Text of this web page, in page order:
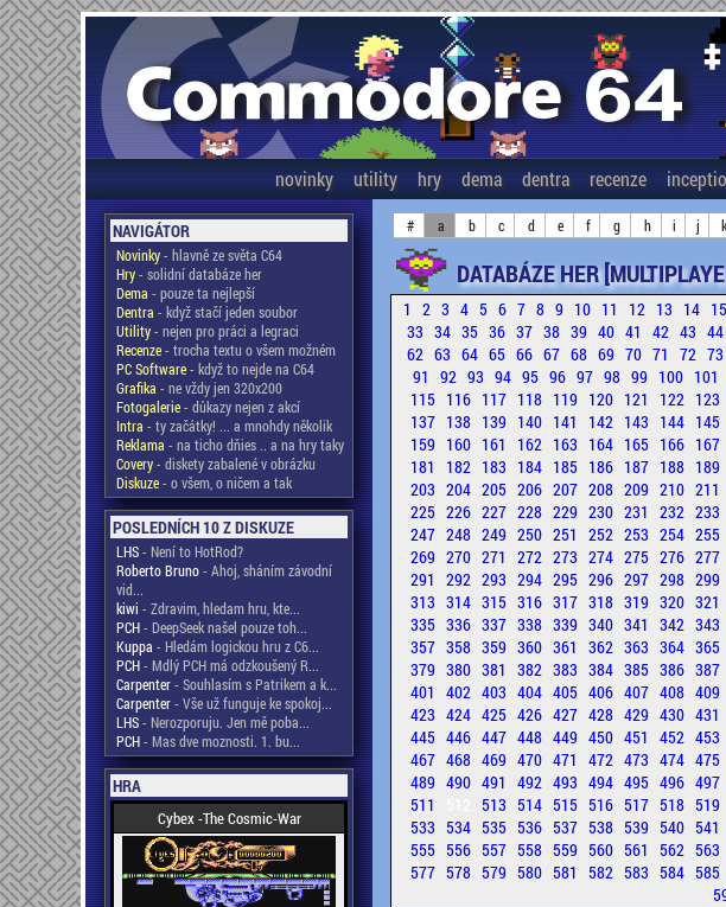
novinky utility hry dema dentra recenze
NAVIGÁTOR
Novinky- hlavně ze světa C64
Hry- solidní databáze her
Dema - pouze ta nejlepší
Dentra - když stačí jeden soubor
Utility- nejen pro práci a legraci
Recenze- trocha textu o všem možném
PC Software- když to nejde na C64
Grafika - ne vždy jen 320x200
Fotogalerie- důkazy nejen z akcí
Intra - ty začátky! ... a mnohdy několik
Reklama - na ticho dňies .. a na hry taky
Covery- diskety zabalené v obrázku
Diskuze- o všem, o ničem a tak
POSLEDNÍCH 10 Z DISKUZE
LHS- Není to HotRod?
Roberto Bruno- Ahoj, sháním závodní
vid...
kiwi - Zdravim, hledam hru, kte...
PCH- DeepSeek našel pouze toh...
Kuppa - Hledám logickou hru z C6...
PCH- Mdlý PCH má odzkoušený R...
Carpenter- Souhlasím s Patrikem a k...
Carpenter- Vše už funguje ke spokoj...
LHS- Nerozporuju. Jen mě poba...
PCH- Mas dve moznosti. 1. bu...
HRA
Cybex -The Cosmic-War
# a b c d e f g h i j k
DATABÁZE HER
1 2 3 4 5 6 7 8 9 10 11 12 13 14 15
33 34 35 36 37 38 39 40 41 42 43 44
62 63 64 65 66 67 68 69 70 71 72 73
91 92 93 94 95 96 97 98 99 100 101
115 116 117 118 119 120 121 122 123
137 138 139 140 141 142 143 144 145
159 160 161 162 163 164 165 166 167
181
182 183 184 185 186 187 188 189
203 204 205 206 207 208 209 210 211
225 226 227 228 229 230 231 232 233
247 248 249 250 251 252 253 254 255
269 270 271 272 273 274 275 276 277
291 292 293 294 295 296 297 298 299
313 314 315 316 317 318 319 320 321
335 336 337 338 339 340 341 342 343
357 358 359 360 361 362 363 364 365
379 380 381 382 383 384 385 386 387
401 402 403 404 405 406 407 408 409
423 424 425 426 427 428 429 430 431
445 446 447 448 449 450 451 452 453
467 468 469 470 471 472 473 474 475
489 490 491 492 493 494 495 496 497
511
513 514 515 516 517 518 519
533 534 535 536 537 538 539 540 541
555 556 557 558 559 560 561 562 563
577 578 579 580 581 582 583 584 585